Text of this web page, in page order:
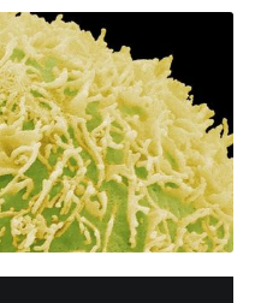
癌症轉移】也提高了。
的抗體後，這個不良效
會造成癌症加速擴散】，
上，就變成【美國承認】
療和電療都會刺激TGF-